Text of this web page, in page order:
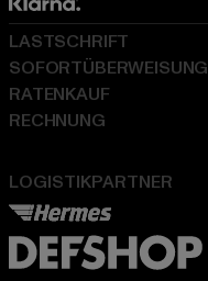
LOGISTIKPARTNER
LASTSCHRIFT
SOFORTÜBERWEISUNG
RATENKAUF
RECHNUNG